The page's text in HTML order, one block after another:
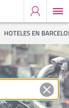
HOTELES EN